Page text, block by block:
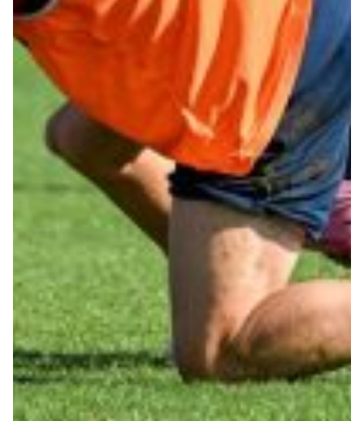
Caffè Boasi x Genoa
Helan x Genoa
Isolani x Genoa
Gift Card Online Store
Fortissimo batte il mio cuor